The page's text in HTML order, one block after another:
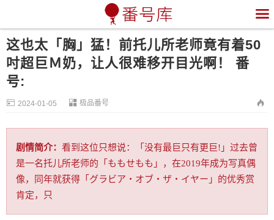

这也太「胸」猛！前托儿所老师竟有着50
吋超巨Ｍ奶，让人很难移开目光啊！ 番
号:
 2024-01-05  极品番号 
剧情简介： 看到这位只想说：「没有最巨只有更巨!」过去曾
是一名托儿所老师的「ももせもも」，在2019年成为写真偶
像，同年就获得「グラビア・オブ・ザ・イヤー」的优秀赏
肯定，只